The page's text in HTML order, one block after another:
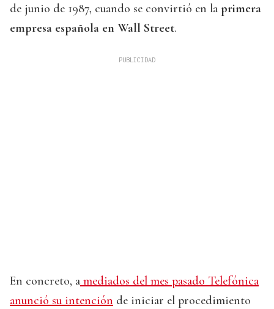
de junio de 1987, cuando se convirtió en la primera
empresa española en Wall Street.
En concreto, a mediados del mes pasado Telefónica
anunció su intención de iniciar el procedimiento